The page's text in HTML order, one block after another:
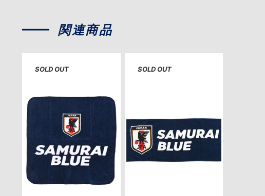
関連商品
SOLD OUT SOLD OUT